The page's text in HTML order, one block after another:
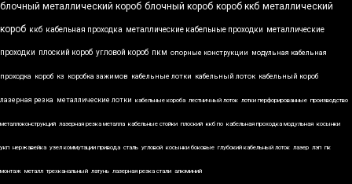
блочный металлический короб блочный короб короб ккб металлический
короб ккб кабельная проходка металлические кабельные проходки металлические
проходки плоский короб угловой короб пкм опорные конструкции модульная кабельная
проходка короб кз коробка зажимов кабельные лотки кабельный лоток кабельный короб
лазерная резка металлические лотки кабельные короба лестничный лоток лотки перфорированные производство
металлоконструкций лазерная резка металла кабельные стойки плоский ккб по кабельная проходка модульная косынки
укп нержавейка узел коммутации привода сталь угловой косынки боковые глубокий кабельный лоток лазер лэп пк
монтаж металл трехканальный латунь лазерная резка стали алюминий